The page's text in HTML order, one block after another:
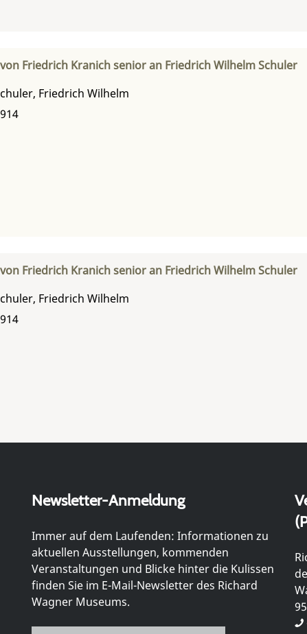
Friedrich Kranich senior an Friedrich Wilhelm Schuler
Friedrich Wilhelm
Friedrich Kranich senior an Friedrich Wilhelm Schuler
Friedrich Wilhelm
Newsletter-Anmeldung
Immer auf dem Laufenden: Informationen zu
aktuellen Ausstellungen, kommenden
Veranstaltungen und Blicke hinter die Kulissen
finden Sie im E-Mail-Newsletter des Richard
Wagner Museums.